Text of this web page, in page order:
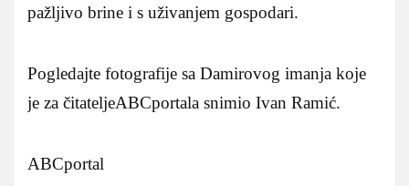
pažljivo brine i s uživanjem gospodari.
Pogledajte fotografije sa Damirovog imanja koje
je za čitateljeABCportala snimio Ivan Ramić.
ABCportal